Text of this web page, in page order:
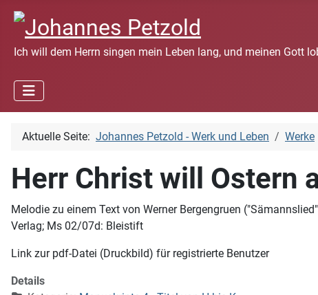
Ich will dem Herrn singen mein Leben lang, und meinen Gott
Aktuelle Seite: Johannes Petzold - Werk und Leben Werke
Herr Christ will Ostern
Melodie zu einem Text von Werner Bergengruen
Verlag; Ms 02/07d: Bleistift
Link zur pdf-Datei (Druckbild) für registrierte Benutzer
Details